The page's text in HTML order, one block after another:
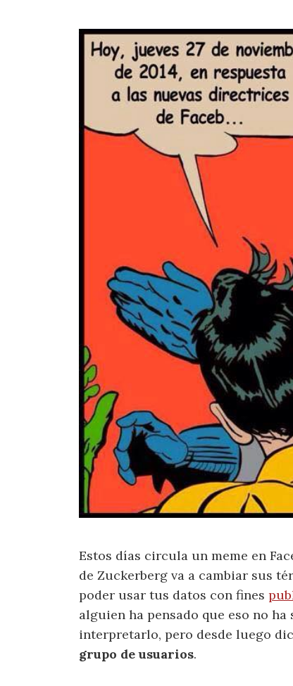
Estos días circula un meme en
de Zuckerberg va a cambiar sus
poder usar tus datos con fines
alguien ha pensado que eso no
interpretarlo, pero desde luego
grupo de usuarios.